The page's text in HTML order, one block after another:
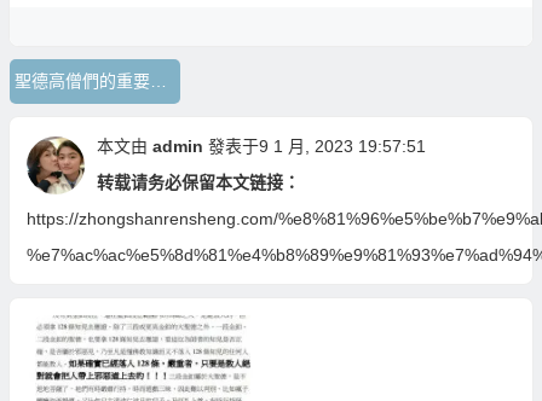
聖德高僧們的重要答覆
本文由 admin 發表于9 1 月, 2023 19:57:51
转载请务必保留本文链接：
https://zhongshanrensheng.com/